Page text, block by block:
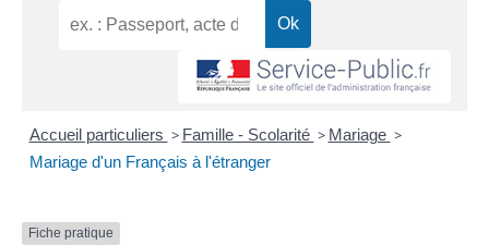
Accueil particuliers > Famille - Scolarité > Mariage >
Mariage d'un Français à l'étranger
Fiche pratique